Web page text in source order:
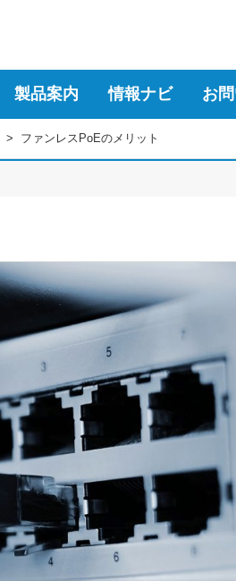
製品案内 情報ナビ お
> ファンレスPoEのメリット